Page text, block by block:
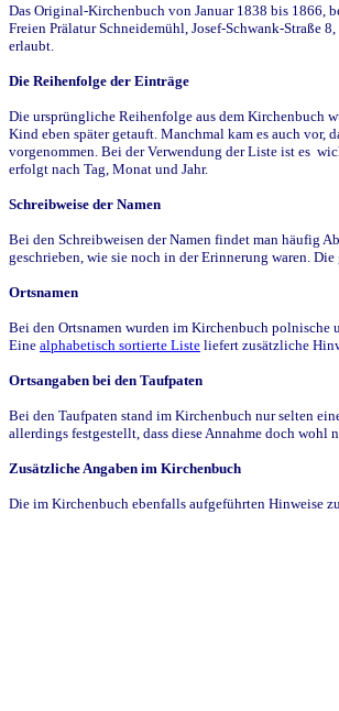
Das Original-Kirchenbuch von Januar 1838 bis 1866,
Freien Prälatur Schneidemühl, Josef-Schwank-Straße
erlaubt.
Die Reihenfolge der Einträge
Die ursprüngliche Reihenfolge aus dem Kirchenbuch
Kind eben später getauft. Manchmal kam es auch vor,
vorgenommen. Bei der Verwendung der Liste ist es
erfolgt nach Tag, Monat und Jahr.
Schreibweise der Namen
Bei den Schreibweisen der Namen findet man häufig
geschrieben, wie sie noch in der Erinnerung waren.
Ortsnamen
Bei den Ortsnamen wurden im Kirchenbuch polnische
Eine alphabetisch sortierte Liste liefert zusätzliche
Ortsangaben bei den Taufpaten
Bei den Taufpaten stand im Kirchenbuch nur selten
allerdings festgestellt, dass diese Annahme doch wohl
Zusätzliche Angaben im Kirchenbuch
Die im Kirchenbuch ebenfalls aufgeführten Hinweise